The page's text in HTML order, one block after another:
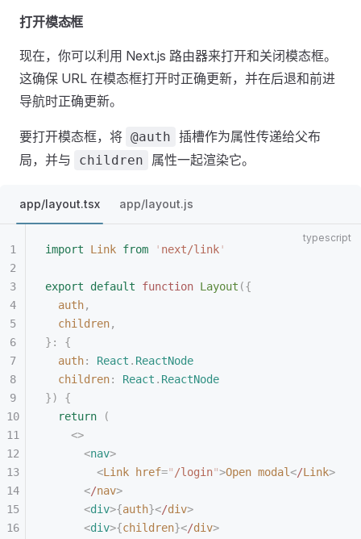
打开模态框
现在，你可以利用 Next.js 路由器来打开和关闭模态框。
这确保 URL 在模态框打开时正确更新，并在后退和前进
导航时正确更新。
要打开模态框，将 @auth 插槽作为属性传递给父布
局，并与
children 属性一起渲染它。
app/layout.tsx app/layout.js
import Link from ' next/link'
export default function Layout ({
  auth
,
  children
,
}: {
  auth
: React . ReactNode
  children
: React . ReactNode
})
{
  return
(
    <>
      <
nav>
        <
Link href=" /login">Open modal</Link>
      <
/nav>
      <
div>{auth}</div>
      <
div>{children}</div>